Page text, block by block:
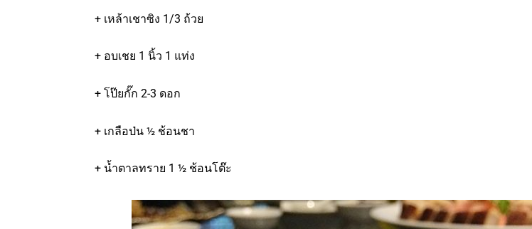
+ เหล้าเชาซิง 1/3 ถ้วย
+ อบเชย 1 นิ้ว 1 แท่ง
+ โป๊ยกั๊ก 2-3 ดอก
+ เกลือป่น ½ ช้อนชา
+ น้ำตาลทราย 1 ½ ช้อนโต๊ะ